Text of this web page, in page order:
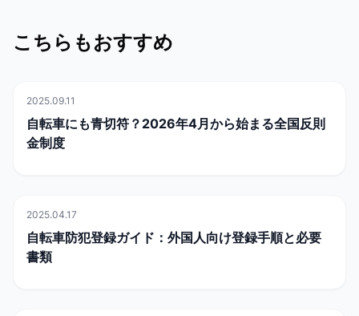
こちらもおすすめ
📜行政
2025.09.11
自転車にも青切符？2026年4月から始まる全国反則
金制度
📜行政
2025.04.17
自転車防犯登録ガイド：外国人向け登録手順と必要
書類